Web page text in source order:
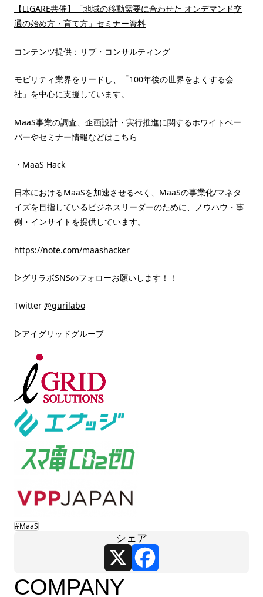
【LIGARE共催】「地域の移動需要に合わせた オンデマンド交
通の始め方・育て方」セミナー資料
コンテンツ提供：リブ・コンサルティング
モビリティ業界をリードし、「100年後の世界をよくする会
社」を中心に支援しています。
MaaS事業の調査、企画設計・実行推進に関するホワイトペー
パーやセミナー情報などはこちら
・MaaS Hack
日本におけるMaaSを加速させるべく、MaaSの事業化/マネタ
イズを目指しているビジネスリーダーのために、ノウハウ・事
例・インサイトを提供しています。
https://note.com/maashacker
▷グリラボSNSのフォローお願いします！！
Twitter @gurilabo
▷アイグリッドグループ
#MaaS
シェア
X
COMPANY